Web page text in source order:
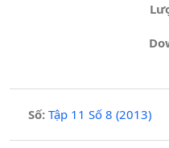
Số: Tập 11 Số 8 (2013)